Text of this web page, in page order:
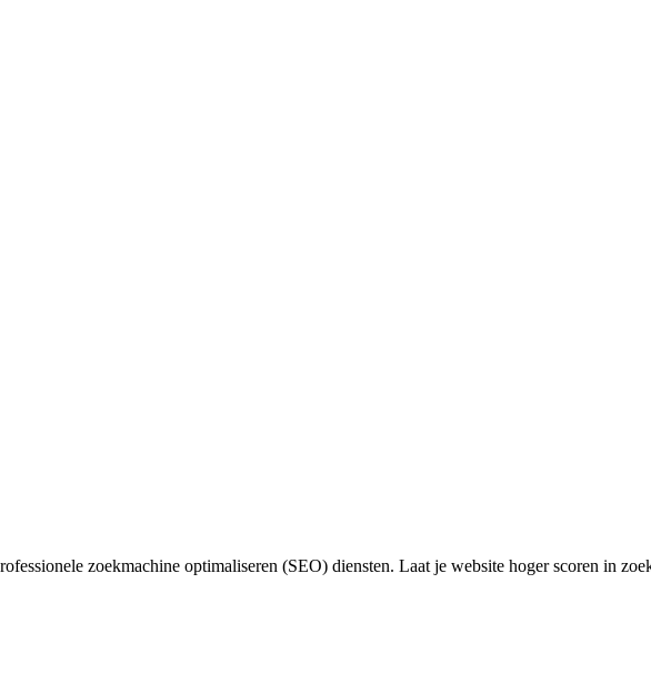
zoekmachine optimaliseren (SEO) diensten. Laat je website hoger scoren in